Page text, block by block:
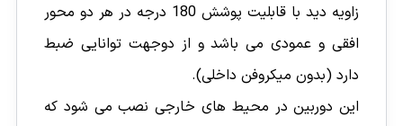
زاویه دید با قابلیت پوشش 180 درجه در هر دو محور
افقی و عمودی می باشد و از دوجهت توانایی ضبط
دارد (بدون میکروفن داخلی).
این دوربین در محیط های خارجی نصب می شود که